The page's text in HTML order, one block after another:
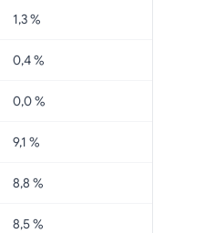
1,3 %
0,4 %
0,0 %
9,1 %
8,8 %
8,5 %